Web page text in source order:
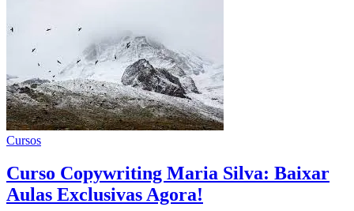
Cursos
Curso Copywriting Maria Silva: Baixar
Aulas Exclusivas Agora!